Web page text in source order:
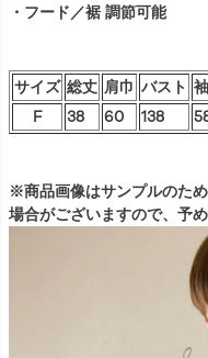
・フード／裾 調節可能
サイズ 総丈 肩巾 バスト
F
38 60 138
※商品画像はサンプルのた
場合がございますので、予め